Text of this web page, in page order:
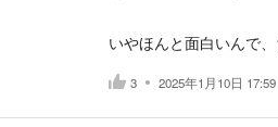
いやほんと面白いんで
3 2025年1月10日 17:59